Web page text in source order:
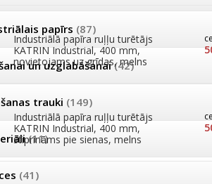
papīrs (87)
un uzglabāšanai(42)
trauki (149)
(11)
(41)
Industriālā papīra ruļļu turētājs
KATRIN Industrial, 400 mm,
novietojams uz grīdas, melns
Industriālā papīra ruļļu turētājs
KATRIN Industrial, 400 mm,
stiprināms pie sienas, melns